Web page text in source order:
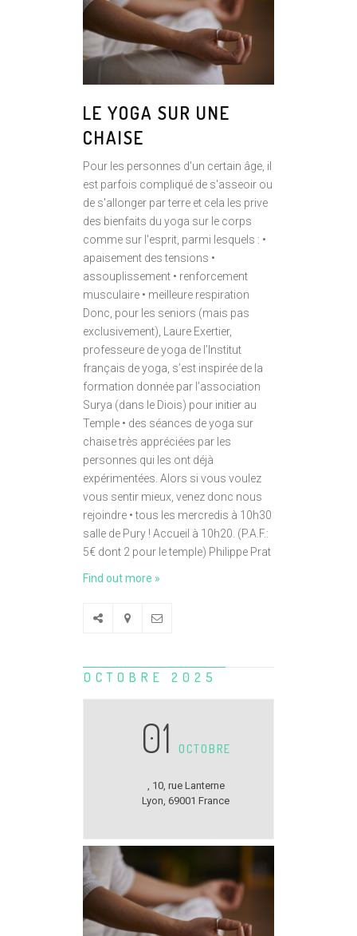
LE YOGA SUR UNE
CHAISE
Pour les personnes d'un certain âge, il
est parfois compliqué de s'asseoir ou
de s'allonger par terre et cela les prive
des bienfaits du yoga sur le corps
comme sur l'esprit, parmi lesquels : •
apaisement des tensions •
assouplissement • renforcement
musculaire • meilleure respiration
Donc, pour les seniors (mais pas
exclusivement), Laure Exertier,
professeure de yoga de l’Institut
français de yoga, s’est inspirée de la
formation donnée par l’association
Surya (dans le Diois) pour initier au
Temple • des séances de yoga sur
chaise très appréciées par les
personnes qui les ont déjà
expérimentées. Alors si vous voulez
vous sentir mieux, venez donc nous
rejoindre • tous les mercredis à 10h30
salle de Pury ! Accueil à 10h20. (P.A.F.:
5€ dont 2 pour le temple) Philippe Prat
Find out more »
OCTOBRE 2025
01 OCTOBRE
, 10, rue Lanterne
Lyon, 69001 France